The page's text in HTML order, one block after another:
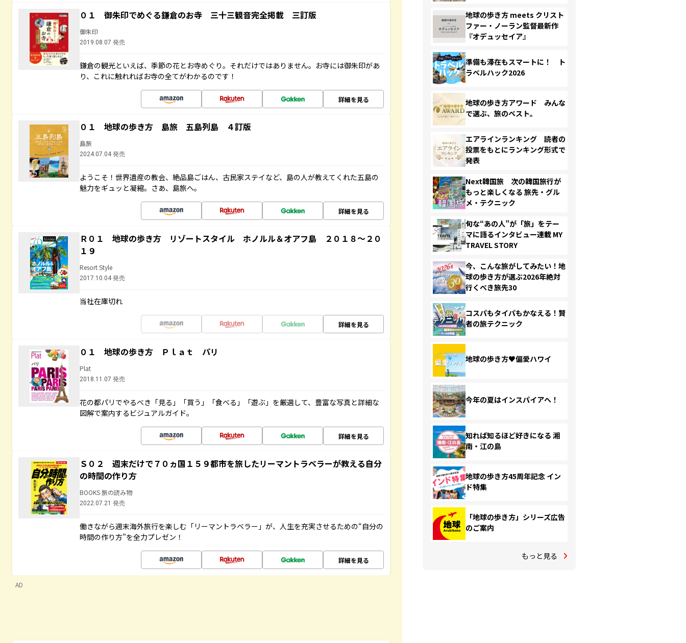
０１ 御朱印でめぐる鎌倉のお寺 三十三観音完全掲載 三訂版
御朱印
2019.08.07 発売
鎌倉の観光といえば、季節の花とお寺めぐり。それだけではありません。お寺には御朱印があ
り、これに触れればお寺の全てがわかるのです！
詳細を見る
０１ 地球の歩き方 島旅 五島列島 ４訂版
島旅
2024.07.04 発売
ようこそ！世界遺産の教会、絶品島ごはん、古民家ステイなど、島の人が教えてくれた五島の
魅力をギュッと凝縮。さあ、島旅へ。
詳細を見る
Ｒ０１ 地球の歩き方 リゾートスタイル ホノルル＆オアフ島 ２０１８～２０
１９
Resort Style
2017.10.04 発売
当社在庫切れ
詳細を見る
０１ 地球の歩き方 Ｐｌａｔ パリ
Plat
2018.11.07 発売
花の都パリでやるべき「見る」「買う」「食べる」「遊ぶ」を厳選して、豊富な写真と詳細な
図解で案内するビジュアルガイド。
詳細を見る
Ｓ０２ 週末だけで７０ヵ国１５９都市を旅したリーマントラベラーが教える自分
の時間の作り方
BOOKS 旅の読み物
2022.07.21 発売
働きながら週末海外旅行を楽しむ「リーマントラベラー」が、人生を充実させるための“自分の
時間の作り方”を全力プレゼン！
詳細を見る
AD
地球の歩き方 meets クリスト
ファー・ノーラン監督最新作
『オデュッセイア』
準備も滞在もスマートに！ ト
ラベルハック2026
地球の歩き方アワード みんな
で選ぶ、旅のベスト。
エアラインランキング 読者の
投票をもとにランキング形式で
発表
Next韓国旅 次の韓国旅行が
もっと楽しくなる 旅先・グル
メ・テクニック
旬な“あの人”が「旅」をテー
マに語るインタビュー連載 MY
TRAVEL STORY
今、こんな旅がしてみたい！地
球の歩き方が選ぶ2026年絶対
行くべき旅先30
コスパもタイパもかなえる！賢
者の旅テクニック
地球の歩き方♥偏愛ハワイ
今年の夏はインスパイアへ！
知れば知るほど好きになる 湘
南・江の島
地球の歩き方45周年記念 イン
ド特集
「地球の歩き方」シリーズ広告
のご案内
もっと見る